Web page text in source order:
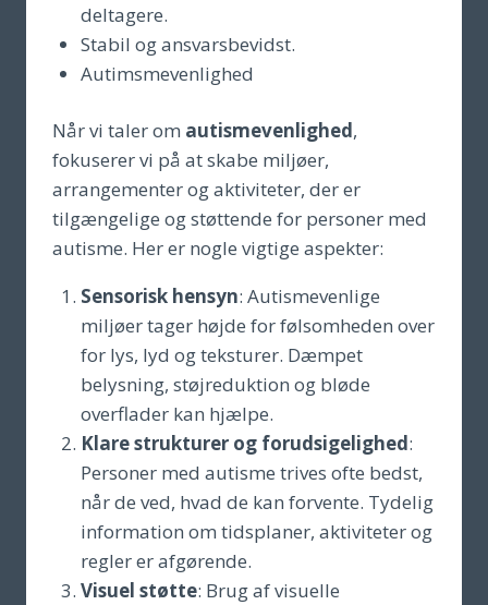
deltagere.
Stabil og ansvarsbevidst.
Autimsmevenlighed
Når vi taler om autismevenlighed,
fokuserer vi på at skabe miljøer,
arrangementer og aktiviteter, der er
tilgængelige og støttende for personer med
autisme. Her er nogle vigtige aspekter:
Sensorisk hensyn: Autismevenlige
miljøer tager højde for følsomheden over
for lys, lyd og teksturer. Dæmpet
belysning, støjreduktion og bløde
overflader kan hjælpe.
Klare strukturer og forudsigelighed:
Personer med autisme trives ofte bedst,
når de ved, hvad de kan forvente. Tydelig
information om tidsplaner, aktiviteter og
regler er afgørende.
Visuel støtte: Brug af visuelle